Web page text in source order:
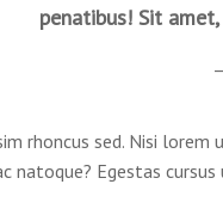
penatibus! Sit
rhoncus sed. Nisi
natoque? Egestas